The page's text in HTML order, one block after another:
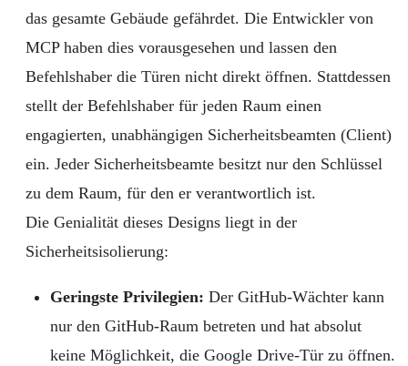
das gesamte Gebäude gefährdet. Die Entwickler von
MCP haben dies vorausgesehen und lassen den
Befehlshaber die Türen nicht direkt öffnen. Stattdessen
stellt der Befehlshaber für jeden Raum einen
engagierten, unabhängigen Sicherheitsbeamten (Client)
ein. Jeder Sicherheitsbeamte besitzt nur den Schlüssel
zu dem Raum, für den er verantwortlich ist.
Die Genialität dieses Designs liegt in der
Sicherheitsisolierung:
Geringste Privilegien: Der GitHub-Wächter kann
nur den GitHub-Raum betreten und hat absolut
keine Möglichkeit, die Google Drive-Tür zu öffnen.